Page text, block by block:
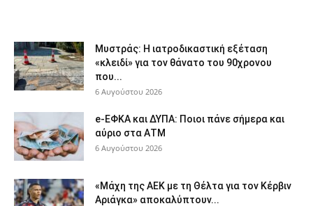
Μυστράς: Η ιατροδικαστική εξέταση
«κλειδί» για τον θάνατο του 90χρονου
που...
6 Αυγούστου 2026
e-ΕΦΚΑ και ΔΥΠΑ: Ποιοι πάνε σήμερα και
αύριο στα ΑΤΜ
6 Αυγούστου 2026
«Μάχη της ΑΕΚ με τη Θέλτα για τον Κέρβιν
Αριάγκα» αποκαλύπτουν...